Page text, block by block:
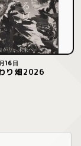
16日
り畑2026